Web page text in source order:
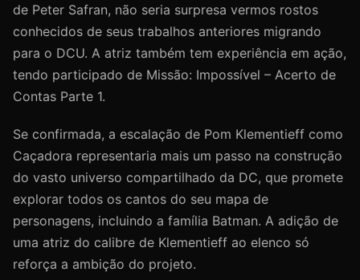
de Peter Safran, não seria surpresa vermos rostos
conhecidos de seus trabalhos anteriores migrando
para o DCU. A atriz também tem experiência em ação,
tendo participado de Missão: Impossível – Acerto de
Contas Parte 1.
Se confirmada, a escalação de Pom Klementieff como
Caçadora representaria mais um passo na construção
do vasto universo compartilhado da DC, que promete
explorar todos os cantos do seu mapa de
personagens, incluindo a família Batman. A adição de
uma atriz do calibre de Klementieff ao elenco só
reforça a ambição do projeto.